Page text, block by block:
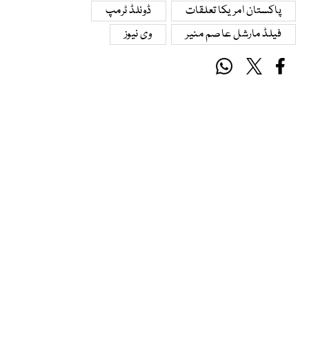
پاکستان امریکا تعلقات
ڈونلڈ ٹرمپ
فیلڈ مارشل عاصم منیر
وی نیوز